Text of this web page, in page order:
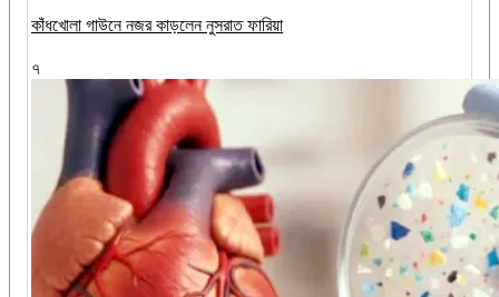
কাঁধখোলা গাউনে নজর কাড়লেন নুসরাত ফারিয়া
৭